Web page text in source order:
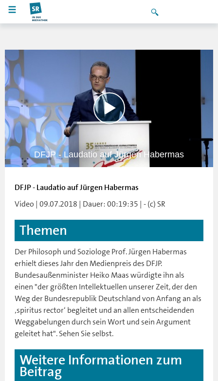
DFJP - Laudatio auf Jürgen Habermas
DFJP - Laudatio auf Jürgen Habermas
Video | 09.07.2018 | Dauer: 00:19:35 | - (c) SR
Themen
Der Philosoph und Soziologe Prof. Jürgen Habermas
erhielt dieses Jahr den Medienpreis des DFJP.
Bundesaußenminister Heiko Maas würdigte ihn als
einen "der größten Intellektuellen unserer Zeit, der den
Weg der Bundesrepublik Deutschland von Anfang an als
‚spiritus rector‘ begleitet und an allen entscheidenden
Weggabelungen durch sein Wort und sein Argument
geleitet hat". Sehen Sie selbst.
Weitere Informationen zum
Beitrag